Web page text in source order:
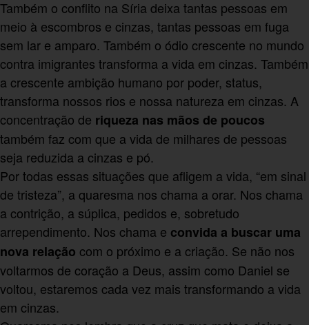
Também o conflito na Síria deixa tantas pessoas em
meio à escombros e cinzas, tantas pessoas em fuga
sem lar e amparo. Também o ódio crescente no mundo
contra imigrantes transforma a vida em cinzas. Também
a crescente ambição humano por poder, status,
transforma nossos rios e nossa natureza em cinzas. A
concentração de riqueza nas mãos de poucos
também faz com que a vida de milhares de pessoas
seja reduzida a cinzas e pó.
Por todas essas situações que afligem a vida, “em sinal
de tristeza”, a quaresma nos chama a orar. Nos chama
a contrição, a súplica, pedidos e, sobretudo
arrependimento. Nos chama e convida a buscar uma
nova relação com o próximo e a criação. Se não nos
voltarmos de coração a Deus, assim como Daniel se
voltou, estaremos cada vez mais transformando a vida
em cinzas.